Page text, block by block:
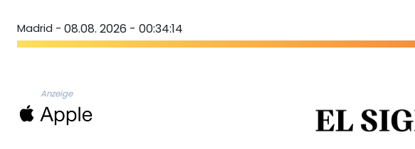
Madrid - 08.08. 2026 - 00:34:15
Anzeige